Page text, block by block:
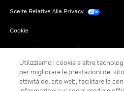
Scelte Relative Alla Privacy
Cookie
Annulla Sottoscrizione Globale
Utilizziamo i cookie e altre
per migliorare le prestazioni del
attività del sito web, facilitare la